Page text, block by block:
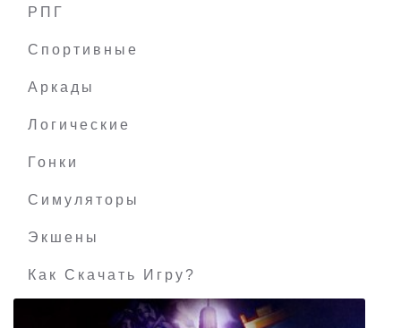
РПГ
Спортивные
Аркады
Логические
Гонки
Симуляторы
Экшены
Как Скачать Игру?